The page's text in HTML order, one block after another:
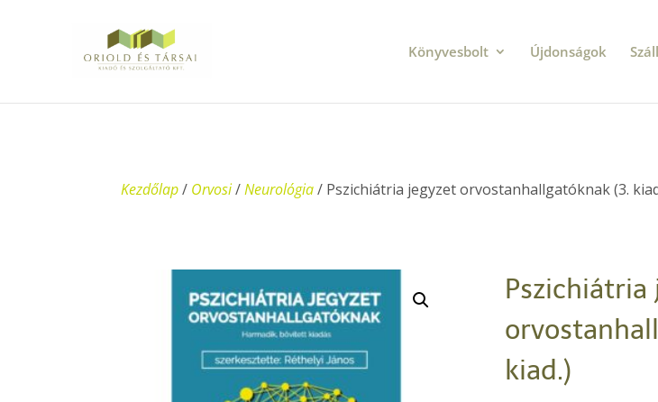
Könyvesbolt Újdonságok
Kezdőlap/ Orvosi/Neurológia/ Pszichiátria jegyzet orvostanhallgatóknak (3.
Pszichiátria
kiad.)